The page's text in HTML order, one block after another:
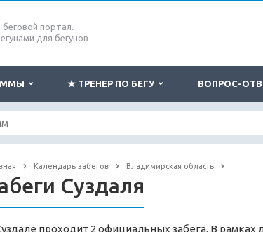
портал.
для бегунов
★ ТРЕНЕР ПО БЕГУ ВОПРОС-
Календарь забегов Владимирская область
Суздаля
проходит 2 официальных забега. В рамках